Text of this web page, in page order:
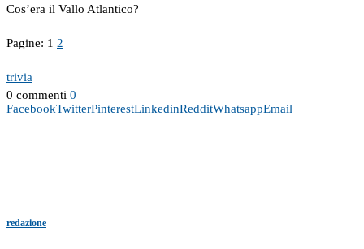
Cos’era il Vallo Atlantico?
Pagine: 1 2
trivia
0 commenti 0
FacebookTwitterPinterestLinkedinRedditWhatsappEmail
redazione